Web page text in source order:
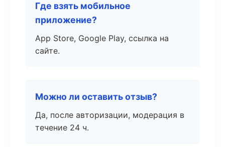
Где взять мобильное
приложение?
App Store, Google Play, ссылка на
сайте.
Можно ли оставить отзыв?
Да, после авторизации, модерация в
течение 24 ч.